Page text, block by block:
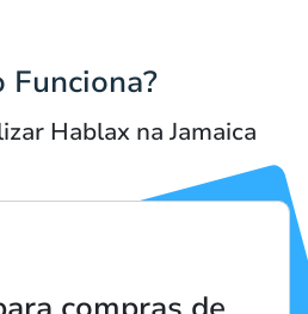
Funciona?
Hablax na Jamaica